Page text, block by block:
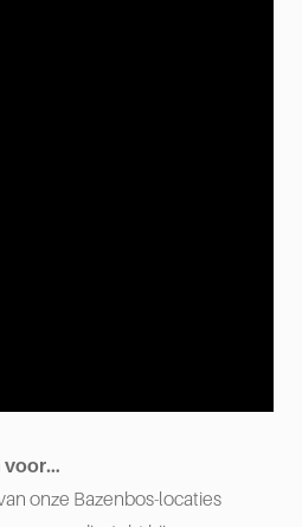
voor…
onze Bazenbos-locaties